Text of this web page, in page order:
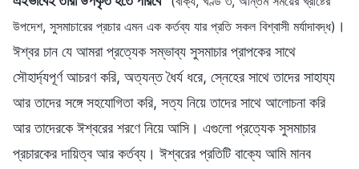
উপদেশ, সুসমাচারের প্রচার এমন এক কর্তব্য যার প্রতি সকল বিশ্বাসী মর্যাদাবদ্ধ) ।
ঈশ্বর চান যে আমরা প্রত্যেক সম্ভাব্য সুসমাচার প্রাপকের সাথে
সৌহার্দ্যপূর্ণ আচরণ করি, অত্যন্ত ধৈর্য ধরে, স্নেহের সাথে তাদের সাহায্য
আর তাদের সঙ্গে সহযোগিতা করি, সত্য নিয়ে তাদের সাথে আলোচনা করি
আর তাদেরকে ঈশ্বরের শরণে নিয়ে আসি। এগুলো প্রত্যেক সুসমাচার
প্রচারকের দায়িত্ব আর কর্তব্য। ঈশ্বরের প্রতিটি বাক্যে আমি মানব